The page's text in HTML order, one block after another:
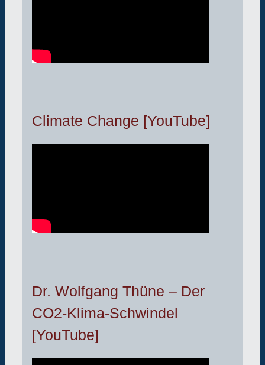
Climate Change [YouTube]
Dr. Wolfgang Thüne – Der
CO2-Klima-Schwindel
[YouTube]